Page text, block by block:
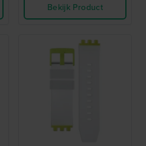
Bekijk Product